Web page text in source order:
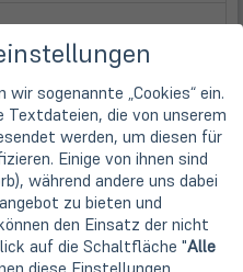
sogenannte „Cookies“ ein.
Textdateien, die von unserem
werden, um diesen für
Einige von ihnen sind
während andere uns dabei
zu bieten und
den Einsatz der nicht
auf die Schaltfläche "Alle